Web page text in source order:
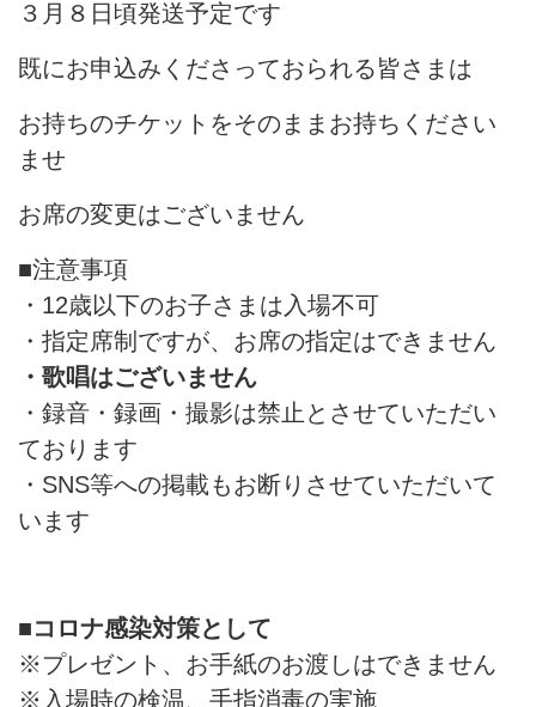
３月８日頃発送予定です
既にお申込みくださっておられる皆さまは
お持ちのチケットをそのままお持ちください
ませ
お席の変更はございません
■注意事項
・12歳以下のお子さまは入場不可
・指定席制ですが、お席の指定はできません
・歌唱はございません
・録音・録画・撮影は禁止とさせていただい
ております
・SNS等への掲載もお断りさせていただいて
います
■コロナ感染対策として
※プレゼント、お手紙のお渡しはできません
※入場時の検温、手指消毒の実施